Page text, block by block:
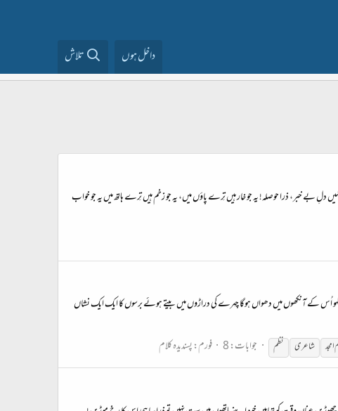
داخل ہوں تلاش
بے خبر، ذرا حوصلہ! یہ جو خار ہیں تِرے پاؤں میں، یہ جو زخم ہیں تِرے ہاتھ میں یہ جو خواب
پہ لہو اُس کے آنکھوں میں دھواں ہوگا چہرے کی دراڑوں میں بیتے ہوئے برسوں کا ایک ایک نشاں
امجد شاعری نظم جوابات: 8 فورم:پسندیدہ کلام